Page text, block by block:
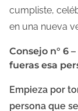
cumpliste,
en una nueva
Consejo n° 6
fueras esa
Empieza por
persona que